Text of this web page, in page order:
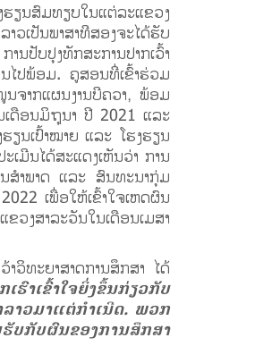
ຮຽນສົມທຽບໃນແຕ່ລະແຂວງ
ເປັນພາສາທີສອງຈະໄດ້ຮັບ
ນປັບປຸງທັກສະການປາກເວົ້າ
ນໄປພ້ອມ. ຄູສອນທີ່ເຂົ້າຮ່ວມ
ຈາກແຜນງານບີຄວາ, ພ້ອມ
ເດືອນມິຖຸນາ ປີ 2021 ແລະ
ຽນເປົ້າໝາຍ ແລະ ໂຮງຮຽນ
ມີນໄດ້ສະແດງເຫັນວ່າ ການ
ນສໍາພາດ ແລະ ສົນທະນາກຸ່ມ
ເພື່ອໃຫ້ເຂົ້າໃຈເຫດຜົນ
ງສາລະວັນໃນເດືອນເມສາ
ວິທະຍາສາດການສຶກສາ ໄດ້
າເຂົ້າໃຈຍິ່ງຂຶ້ນກ່ຽວກັບ
າວມາແຕ່ກໍາເນີດ. ພວກ
ກັບຜົນຂອງການສຶກສາ